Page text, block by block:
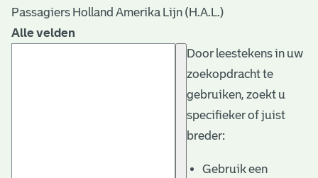
Passagiers Holland Amerika Lijn (H.A.L.)
Alle velden
Door leestekens in uw
zoekopdracht te
gebruiken, zoekt u
specifieker of juist
breder:
Gebruik een